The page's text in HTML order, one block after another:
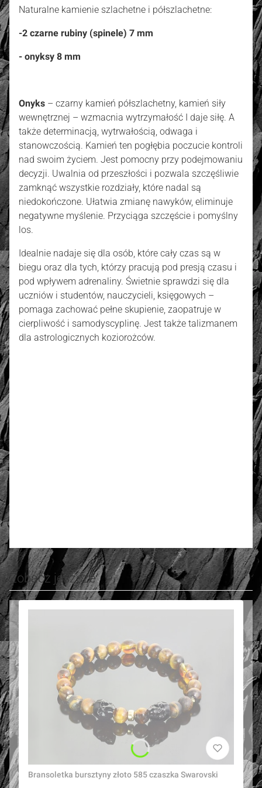
Naturalne kamienie szlachetne i półszlachetne:
-2 czarne rubiny (spinele) 7 mm
- onyksy 8 mm
Onyks – czarny kamień półszlachetny, kamień siły
wewnętrznej – wzmacnia wytrzymałość I daje siłę. A
także determinacją, wytrwałością, odwaga i
stanowczością. Kamień ten pogłębia poczucie kontroli
nad swoim życiem. Jest pomocny przy podejmowaniu
decyzji. Uwalnia od przeszłości i pozwala szczęśliwie
zamknąć wszystkie rozdziały, które nadal są
niedokończone. Ułatwia zmianę nawyków, eliminuje
negatywne myślenie. Przyciąga szczęście i pomyślny
los.
Idealnie nadaje się dla osób, które cały czas są w
biegu oraz dla tych, którzy pracują pod presją czasu i
pod wpływem adrenaliny. Świetnie sprawdzi się dla
uczniów i studentów, nauczycieli, księgowych –
pomaga zachować pełne skupienie, zaopatruje w
cierpliwość i samodyscyplinę. Jest także talizmanem
dla astrologicznych koziorożców.
Zobacz jeszcze
Bransoletka bursztyny złoto 585 czaszka Swarovski